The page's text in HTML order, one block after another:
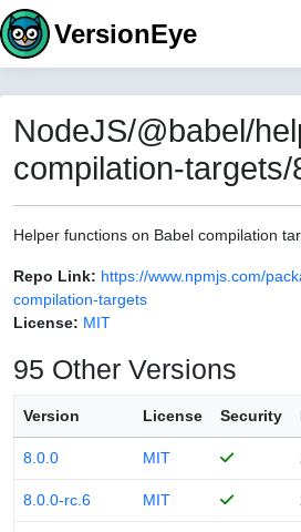
VersionEye
NodeJS/@babel/
compilation-
Helper functions on Babel compilation
Repo Link: https://www.npmjs.com/
compilation-targets
License: MIT
95 Other Versions
Version License Security
8.0.0 MIT
8.0.0-rc.6 MIT